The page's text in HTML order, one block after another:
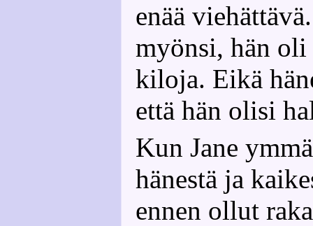
enää
myönsi, hän
kiloja. Eikä
että hän olisi
Kun Jane
hänestä ja
ennen ollut